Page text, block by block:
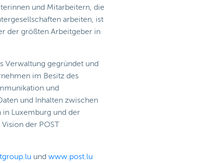
und Mitarbeitern, die
arbeiten, ist
der größten Arbeitgeber in
Verwaltung gegründet und
im Besitz des
und
und Inhalten zwischen
Luxemburg und der
der POST
und www.post.lu